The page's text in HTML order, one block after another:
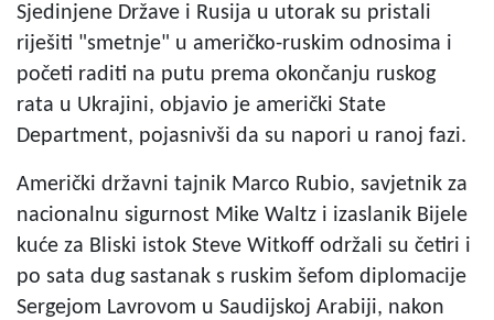
Sjedinjene Države i Rusija u utorak su pristali
riješiti "smetnje" u američko-ruskim odnosima i
početi raditi na putu prema okončanju ruskog
rata u Ukrajini, objavio je američki State
Department, pojasnivši da su napori u ranoj fazi.
Američki državni tajnik Marco Rubio, savjetnik za
nacionalnu sigurnost Mike Waltz i izaslanik Bijele
kuće za Bliski istok Steve Witkoff održali su četiri i
po sata dug sastanak s ruskim šefom diplomacije
Sergejom Lavrovom u Saudijskoj Arabiji, nakon